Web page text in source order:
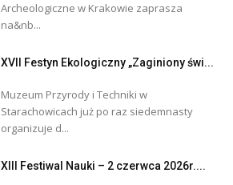
Archeologiczne w Krakowie zaprasza
na&nb...
XVII Festyn Ekologiczny „Zaginiony świ...
Muzeum Przyrody i Techniki w
Starachowicach już po raz siedemnasty
organizuje d...
XIII Festiwal Nauki – 2 czerwca 2026r....